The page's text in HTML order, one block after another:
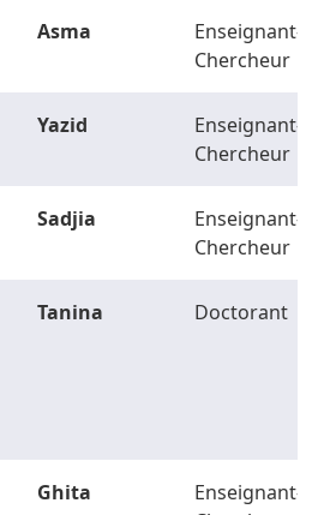
Asma
Enseignant-
Chercheur
Yazid
Enseignant-
Chercheur
Sadjia
Enseignant-
Chercheur
Tanina Doctorant
Ghita
Enseignant-